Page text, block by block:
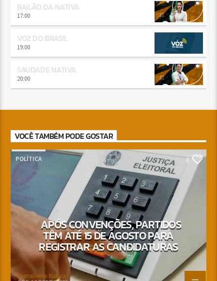
BAILÃO DA NATIVA
17:00
VOZ DO BRASIL
19:00
SAUDADE NATIVA
20:00
VOCÊ TAMBÉM PODE GOSTAR
POLÍTICA 0
APÓS CONVENÇÕES, PARTIDOS
TÊM ATÉ 15 DE AGOSTO PARA
REGISTRAR AS CANDIDATURAS
Jornalismo Nativa